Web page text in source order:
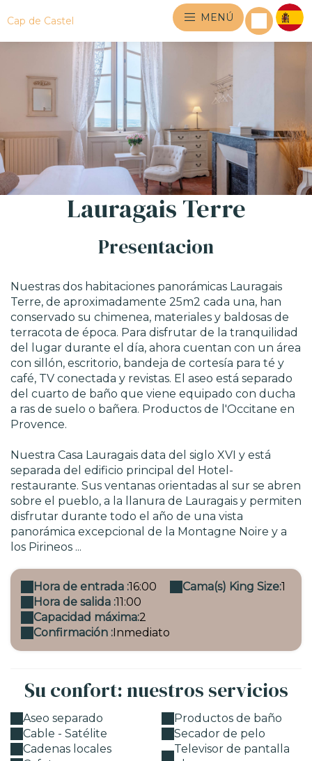
Cap de Castel MENÚ
Lauragais Terre
Presentacion
Nuestras dos habitaciones panorámicas Lauragais
Terre, de aproximadamente 25m2 cada una, han
conservado su chimenea, materiales y baldosas de
terracota de época. Para disfrutar de la tranquilidad
del lugar durante el día, ahora cuentan con un área
con sillón, escritorio, bandeja de cortesía para té y
café, TV conectada y revistas. El aseo está separado
del cuarto de baño que viene equipado con ducha
a ras de suelo o bañera. Productos de l'Occitane en
Provence.
Nuestra Casa Lauragais data del siglo XVI y está
separada del edificio principal del Hotel-
restaurante. Sus ventanas orientadas al sur se abren
sobre el pueblo, a la llanura de Lauragais y permiten
disfrutar durante todo el año de una vista
panorámica excepcional de la Montagne Noire y a
los Pirineos ...
Hora de entrada :16:00
Hora de salida :11:00
Capacidad máxima:2
Confirmación :Inmediato
Cama(s) King Size:1
Su confort: nuestros servicios
Aseo separado
Cable - Satélite
Cadenas locales
Productos de baño
Secador de pelo
Televisor de pantalla